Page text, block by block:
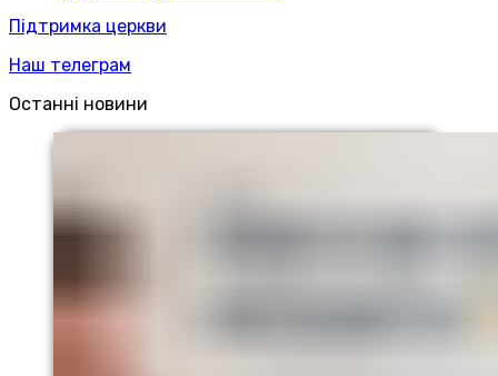
Підтримка церкви
Наш телеграм
Останні новини